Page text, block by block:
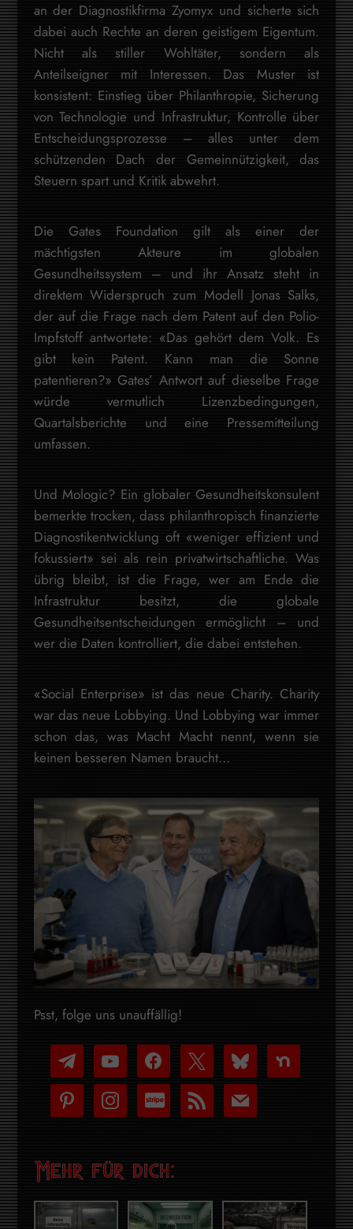
an der Diagnostikfirma Zyomyx und sicherte sich
dabei auch Rechte an deren geistigem Eigentum.
Nicht als stiller Wohltäter, sondern als
Anteilseigner mit Interessen. Das Muster ist
konsistent: Einstieg über Philanthropie, Sicherung
von Technologie und Infrastruktur, Kontrolle über
Entscheidungsprozesse – alles unter dem
schützenden Dach der Gemeinnützigkeit, das
Steuern spart und Kritik abwehrt.
Die Gates Foundation gilt als einer der
mächtigsten Akteure im globalen
Gesundheitssystem – und ihr Ansatz steht in
direktem Widerspruch zum Modell Jonas Salks,
der auf die Frage nach dem Patent auf den Polio-
Impfstoff antwortete: «Das gehört dem Volk. Es
gibt kein Patent. Kann man die Sonne
patentieren?» Gates’ Antwort auf dieselbe Frage
würde vermutlich Lizenzbedingungen,
Quartalsberichte und eine Pressemitteilung
umfassen.
Und Mologic? Ein globaler Gesundheitskonsulent
bemerkte trocken, dass philanthropisch finanzierte
Diagnostikentwicklung oft «weniger effizient und
fokussiert» sei als rein privatwirtschaftliche. Was
übrig bleibt, ist die Frage, wer am Ende die
Infrastruktur besitzt, die globale
Gesundheitsentscheidungen ermöglicht – und
wer die Daten kontrolliert, die dabei entstehen.
«Social Enterprise» ist das neue Charity. Charity
war das neue Lobbying. Und Lobbying war immer
schon das, was Macht Macht nennt, wenn sie
keinen besseren Namen braucht…
Psst, folge uns unauffällig!
telegram
youtube-
play
facebook bluesky nextdoor
pinterest instagramcc-
stripe
rss mail
Mehr für dich: